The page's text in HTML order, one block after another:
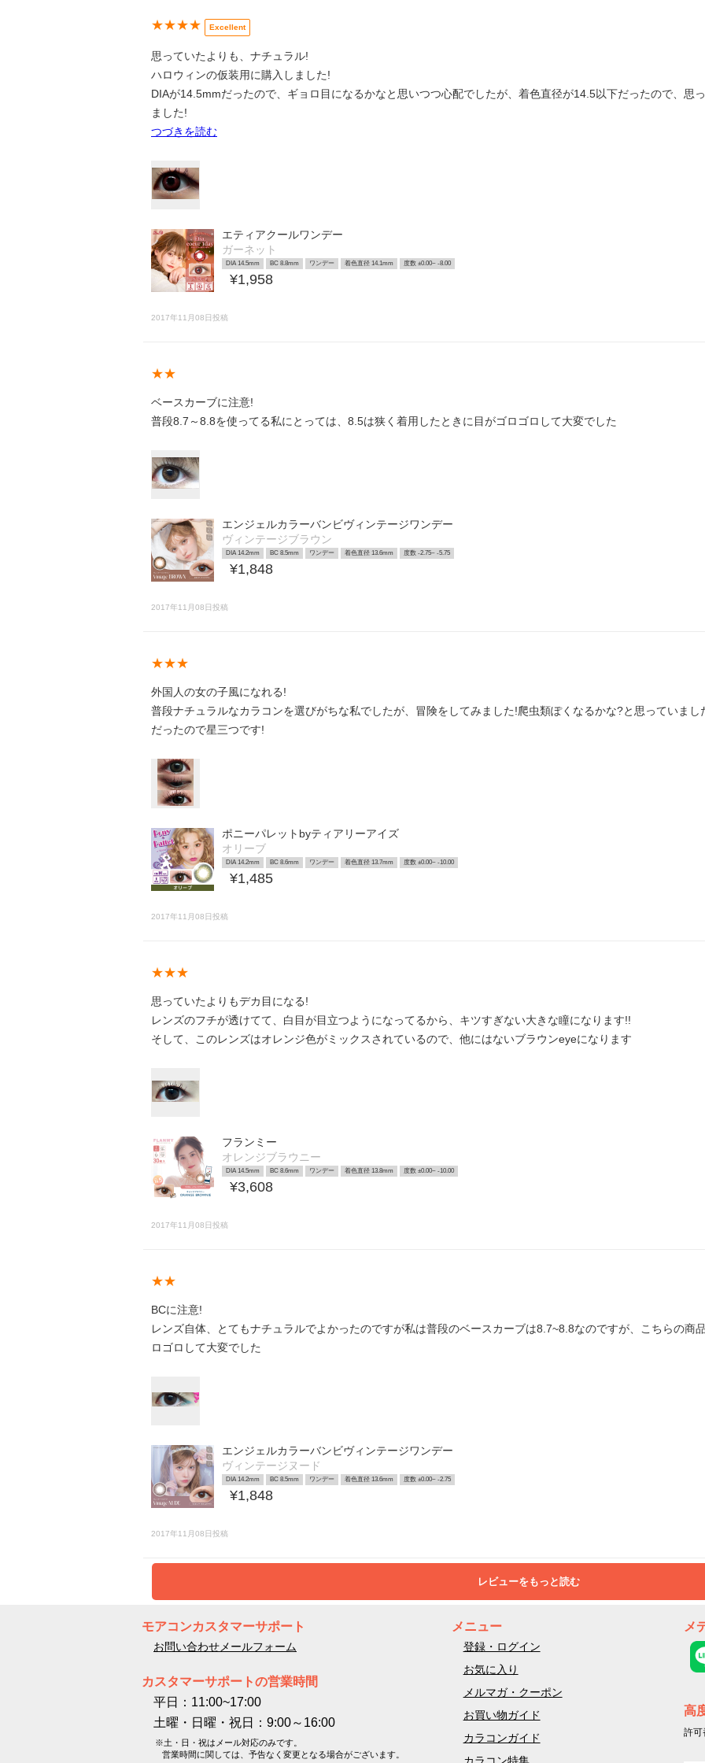
★★★★ Excellent
思っていたよりも、ナチュラル!
ハロウィンの仮装用に購入しました!
DIAが14.5mmだったので、ギョロ目になるかなと思いつつ心配でしたが、着色直径が14.5以下だったので、思
ました!
つづきを読む
エティアクールワンデー
ガーネット
DIA 14.5mm BC 8.8mm ワンデー 着色直径 14.1mm 度数 ±0.00~ -8.00
¥1,958
2017年11月08日投稿
★★
ベースカーブに注意!
普段8.7～8.8を使ってる私にとっては、8.5は狭く着用したときに目がゴロゴロして大変でした
エンジェルカラーバンビヴィンテージワンデー
ヴィンテージブラウン
DIA 14.2mm BC 8.5mm ワンデー 着色直径 13.6mm 度数 -2.75~ -5.75
¥1,848
2017年11月08日投稿
★★★
外国人の女の子風になれる!
普段ナチュラルなカラコンを選びがちな私でしたが、冒険をしてみました!爬虫類ぽくなるかな?と思っていま
だったので星三つです!
ポニーパレットbyティアリーアイズ
オリーブ
DIA 14.2mm BC 8.6mm ワンデー 着色直径 13.7mm 度数 ±0.00~ -10.00
¥1,485
2017年11月08日投稿
★★★
思っていたよりもデカ目になる!
レンズのフチが透けてて、白目が目立つようになってるから、キツすぎない大きな瞳になります!!
そして、このレンズはオレンジ色がミックスされているので、他にはないブラウンeyeになります
フランミー
オレンジブラウニー
DIA 14.5mm BC 8.6mm ワンデー 着色直径 13.8mm 度数 ±0.00~ -10.00
¥3,608
2017年11月08日投稿
★★
BCに注意!
レンズ自体、とてもナチュラルでよかったのですが私は普段のベースカーブは8.7~8.8なのですが、こちらの商
ロゴロして大変でした
エンジェルカラーバンビヴィンテージワンデー
ヴィンテージヌード
DIA 14.2mm BC 8.5mm ワンデー 着色直径 13.6mm 度数 ±0.00~ -2.75
¥1,848
2017年11月08日投稿
レビューをもっと読む
モアコンカスタマーサポート
お問い合わせメールフォーム
カスタマーサポートの営業時間
平日：11:00~17:00
土曜・日曜・祝日：9:00～16:00
※土・日・祝はメール対応のみです。
営業時間に関しては、予告なく変更となる場合がございます。
メニュー
登録・ログイン
お気に入り
メルマガ・クーポン
お買い物ガイド
カラコンガイド
メ
高
許可